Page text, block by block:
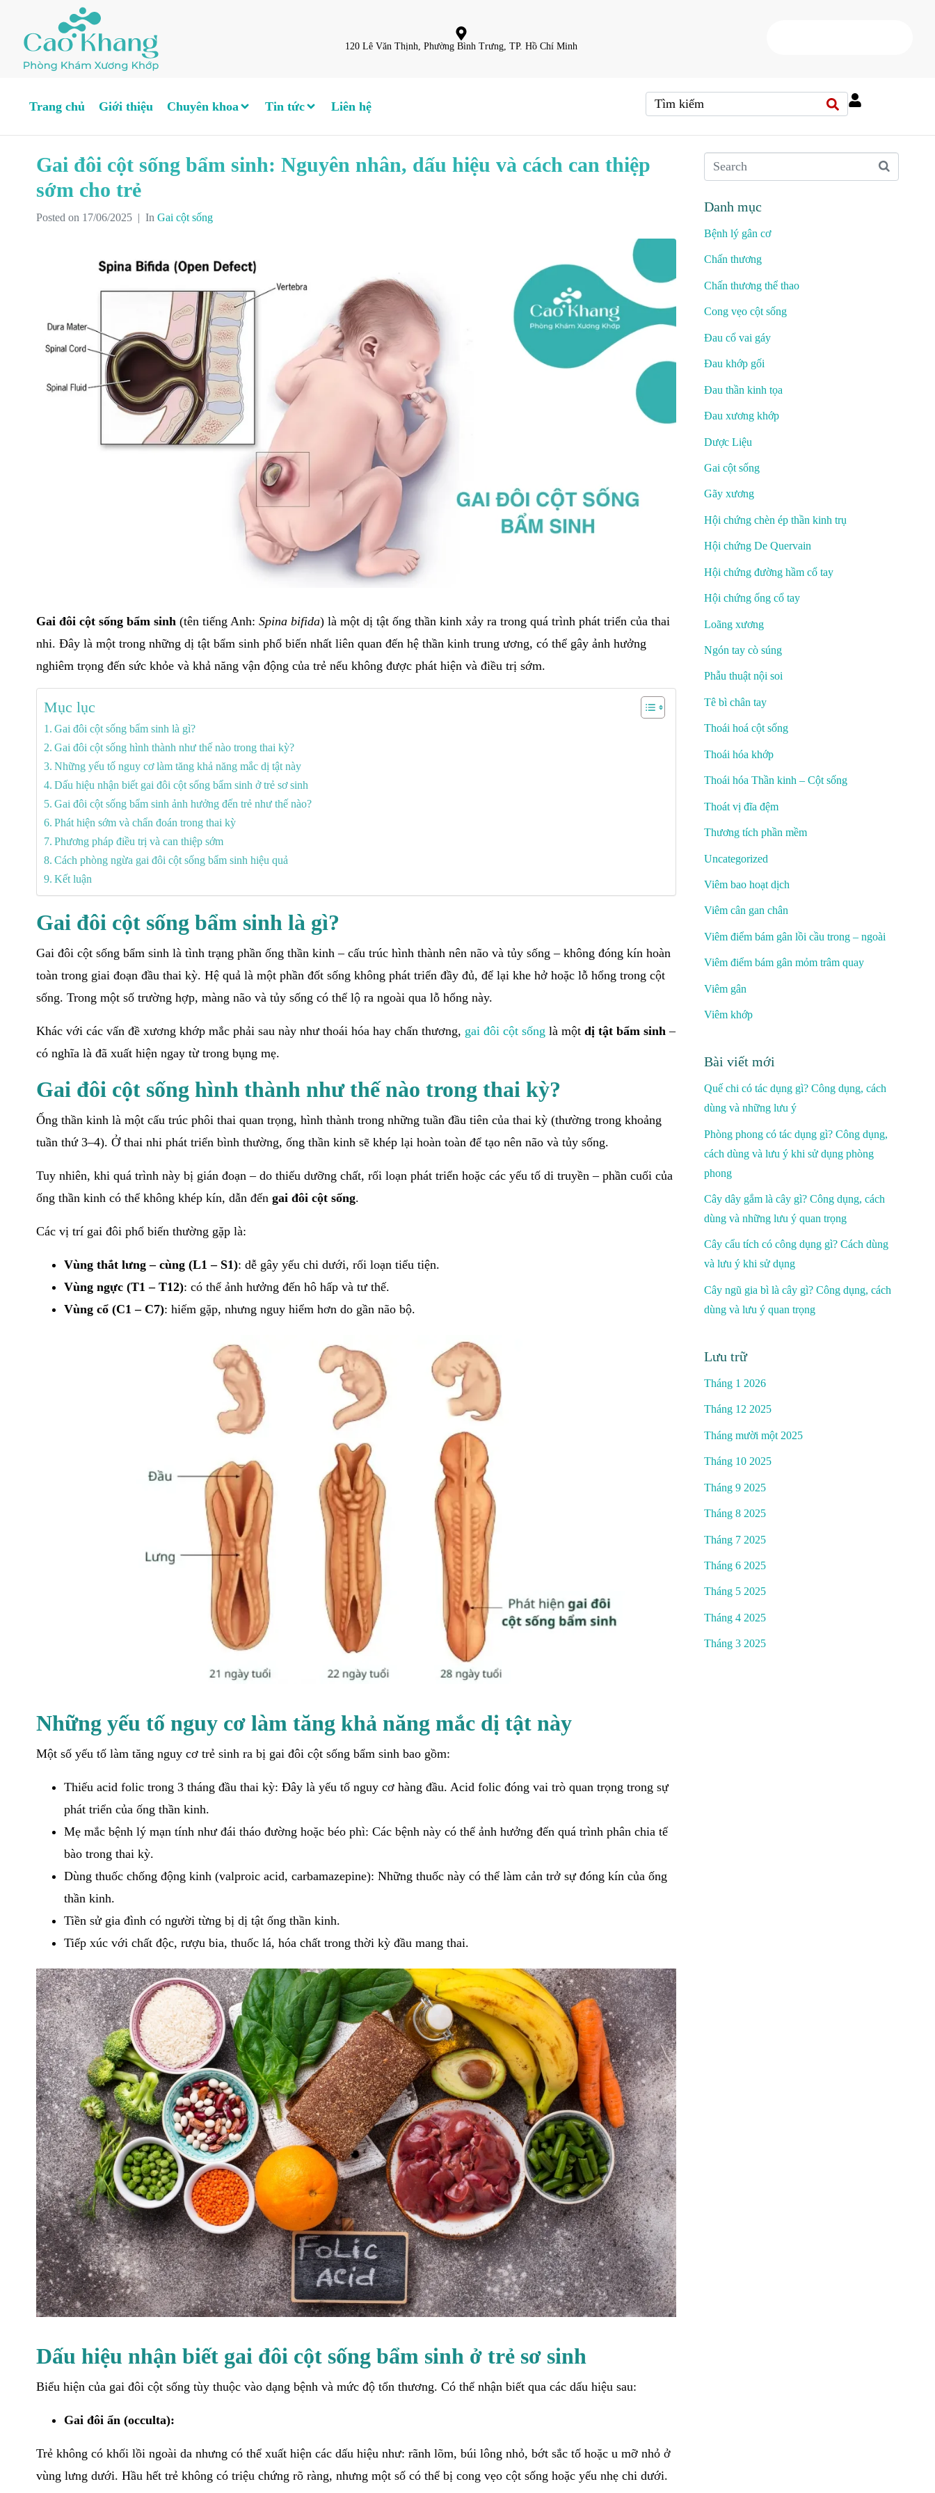
120 Lê Văn Thịnh, Phường Bình Trưng, TP. Hồ Chí Minh
Trang chủ Giới thiệu Chuyên khoa Tin tức Liên hệ
Gai đôi cột sống bẩm sinh: Nguyên nhân, dấu hiệu và cách can thiệp
sớm cho trẻ
Posted on 17/06/2025 In Gai cột sống
Gai đôi cột sống bẩm sinh (tên tiếng Anh: Spina bifida) là một dị tật ống thần kinh xảy ra trong quá trình phát triển của thai
nhi. Đây là một trong những dị tật bẩm sinh phổ biến nhất liên quan đến hệ thần kinh trung ương, có thể gây ảnh hưởng
nghiêm trọng đến sức khỏe và khả năng vận động của trẻ nếu không được phát hiện và điều trị sớm.
Mục lục
Gai đôi cột sống bẩm sinh là gì?
Gai đôi cột sống hình thành như thế nào trong thai kỳ?
Những yếu tố nguy cơ làm tăng khả năng mắc dị tật này
Dấu hiệu nhận biết gai đôi cột sống bẩm sinh ở trẻ sơ sinh
Gai đôi cột sống bẩm sinh ảnh hưởng đến trẻ như thế nào?
Phát hiện sớm và chẩn đoán trong thai kỳ
Phương pháp điều trị và can thiệp sớm
Cách phòng ngừa gai đôi cột sống bẩm sinh hiệu quả
Kết luận
Gai đôi cột sống bẩm sinh là gì?
Gai đôi cột sống bẩm sinh là tình trạng phần ống thần kinh – cấu trúc hình thành nên não và tủy sống – không đóng kín hoàn
toàn trong giai đoạn đầu thai kỳ. Hệ quả là một phần đốt sống không phát triển đầy đủ, để lại khe hở hoặc lỗ hổng trong cột
sống. Trong một số trường hợp, màng não và tủy sống có thể lộ ra ngoài qua lỗ hổng này.
Khác với các vấn đề xương khớp mắc phải sau này như thoái hóa hay chấn thương, gai đôi cột sống là một dị tật bẩm sinh –
có nghĩa là đã xuất hiện ngay từ trong bụng mẹ.
Gai đôi cột sống hình thành như thế nào trong thai kỳ?
Ống thần kinh là một cấu trúc phôi thai quan trọng, hình thành trong những tuần đầu tiên của thai kỳ (thường trong khoảng
tuần thứ 3–4). Ở thai nhi phát triển bình thường, ống thần kinh sẽ khép lại hoàn toàn để tạo nên não và tủy sống.
Tuy nhiên, khi quá trình này bị gián đoạn – do thiếu dưỡng chất, rối loạn phát triển hoặc các yếu tố di truyền – phần cuối của
ống thần kinh có thể không khép kín, dẫn đến gai đôi cột sống.
Các vị trí gai đôi phổ biến thường gặp là:
Vùng thắt lưng – cùng (L1 – S1): dễ gây yếu chi dưới, rối loạn tiểu tiện.
Vùng ngực (T1 – T12): có thể ảnh hưởng đến hô hấp và tư thế.
Vùng cổ (C1 – C7): hiếm gặp, nhưng nguy hiểm hơn do gần não bộ.
Những yếu tố nguy cơ làm tăng khả năng mắc dị tật này
Một số yếu tố làm tăng nguy cơ trẻ sinh ra bị gai đôi cột sống bẩm sinh bao gồm:
Thiếu acid folic trong 3 tháng đầu thai kỳ: Đây là yếu tố nguy cơ hàng đầu. Acid folic đóng vai trò quan trọng trong sự
phát triển của ống thần kinh.
Mẹ mắc bệnh lý mạn tính như đái tháo đường hoặc béo phì: Các bệnh này có thể ảnh hưởng đến quá trình phân chia tế
bào trong thai kỳ.
Dùng thuốc chống động kinh (valproic acid, carbamazepine): Những thuốc này có thể làm cản trở sự đóng kín của ống
thần kinh.
Tiền sử gia đình có người từng bị dị tật ống thần kinh.
Tiếp xúc với chất độc, rượu bia, thuốc lá, hóa chất trong thời kỳ đầu mang thai.
Dấu hiệu nhận biết gai đôi cột sống bẩm sinh ở trẻ sơ sinh
Biểu hiện của gai đôi cột sống tùy thuộc vào dạng bệnh và mức độ tổn thương. Có thể nhận biết qua các dấu hiệu sau:
Gai đôi ẩn (occulta):
Trẻ không có khối lồi ngoài da nhưng có thể xuất hiện các dấu hiệu như: rãnh lõm, búi lông nhỏ, bớt sắc tố hoặc u mỡ nhỏ ở
vùng lưng dưới. Hầu hết trẻ không có triệu chứng rõ ràng, nhưng một số có thể bị cong vẹo cột sống hoặc yếu nhẹ chi dưới.
Danh mục
Bệnh lý gân cơ
Chấn thương
Chấn thương thể thao
Cong vẹo cột sống
Đau cổ vai gáy
Đau khớp gối
Đau thần kinh tọa
Đau xương khớp
Dược Liệu
Gai cột sống
Gãy xương
Hội chứng chèn ép thần kinh trụ
Hội chứng De Quervain
Hội chứng đường hầm cổ tay
Hội chứng ống cổ tay
Loãng xương
Ngón tay cò súng
Phẫu thuật nội soi
Tê bì chân tay
Thoái hoá cột sống
Thoái hóa khớp
Thoái hóa Thần kinh – Cột sống
Thoát vị đĩa đệm
Thương tích phần mềm
Uncategorized
Viêm bao hoạt dịch
Viêm cân gan chân
Viêm điểm bám gân lồi cầu trong – ngoài
Viêm điểm bám gân mỏm trâm quay
Viêm gân
Viêm khớp
Bài viết mới
Quế chi có tác dụng gì? Công dụng, cách
dùng và những lưu ý
Phòng phong có tác dụng gì? Công dụng,
cách dùng và lưu ý khi sử dụng phòng
phong
Cây dây gắm là cây gì? Công dụng, cách
dùng và những lưu ý quan trọng
Cây cẩu tích có công dụng gì? Cách dùng
và lưu ý khi sử dụng
Cây ngũ gia bì là cây gì? Công dụng, cách
dùng và lưu ý quan trọng
Lưu trữ
Tháng 1 2026
Tháng 12 2025
Tháng mười một 2025
Tháng 10 2025
Tháng 9 2025
Tháng 8 2025
Tháng 7 2025
Tháng 6 2025
Tháng 5 2025
Tháng 4 2025
Tháng 3 2025